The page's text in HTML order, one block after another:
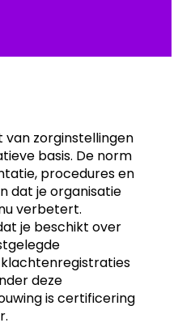
zorginstellingen
basis. De norm
procedures en
dat je organisatie
verbetert.
je beschikt over
deze
is certificering